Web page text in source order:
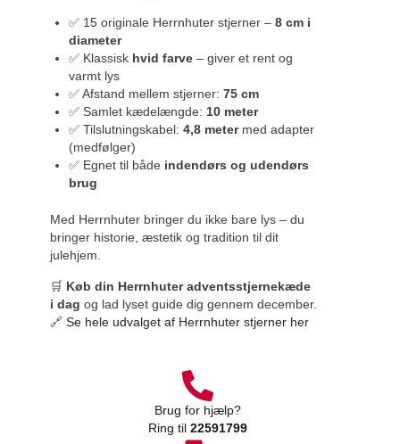
Brug for hjælp?
Ring til 22591799
✅ 15 originale Herrnhuter stjerner –8 cm i
diameter
✅ Klassisk hvid farve – giver et rent og
varmt lys
✅ Afstand mellem stjerner:75 cm
✅ Samlet kædelængde: 10 meter
✅ Tilslutningskabel:4,8 metermed adapter
(medfølger)
✅ Egnet til både indendørs og udendørs
brug
Med Herrnhuter bringer du ikke bare lys – du
bringer historie, æstetik og tradition til dit
julehjem.
🛒 Køb din Herrnhuter adventsstjernekæde
i dag og lad lyset guide dig gennem december.
🔗Se hele udvalget af Herrnhuter stjerner her